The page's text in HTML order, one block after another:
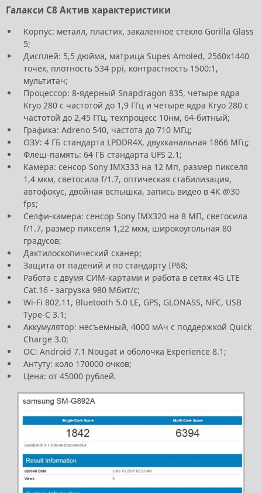
Галакси С8 Актив характеристики
Корпус: металл, пластик, закаленное стекло Gorilla Glass
5;
Дисплей: 5,5 дюйма, матрица Supes Amoled, 2560х1440
точек, плотность 534 ppi, контрастность 1500:1,
мультитач;
Процессор: 8-ядерный Snapdragon 835, четыре ядра
Kryo 280 с частотой до 1,9 ГГц и четыре ядра Kryo 280 с
частотой до 2,45 ГГц, техпроцесс 10нм, 64-битный;
Графика: Adreno 540, частота до 710 МГц;
ОЗУ: 4 ГБ стандарта LPDDR4X, двухканальная 1866 МГц;
Флеш-память: 64 ГБ стандарта UFS 2.1;
Камера: сенсор Sony IMX333 на 12 Мп, размер пикселя
1,4 мкм, светосила f/1.7, оптическая стабилизация,
автофокус, двойная вспышка, запись видео в 4К @30
fps;
Селфи-камера: сенсор Sony IMX320 на 8 МП, светосила
f/1.7, размер пикселя 1,22 мкм, широкоугольная 80
градусов;
Дактилоскопический сканер;
Защита от падений и по стандарту IP68;
Работа с двумя СИМ-картами и работа в сетях 4G LTE
Cat.16 - загрузка 980 Мбит/с;
Wi-Fi 802.11, Bluetooth 5.0 LE, GPS, GLONASS, NFC, USB
Type-C 3.1;
Аккумулятор: несъемный, 4000 мАч с поддержкой Quick
Charge 3.0;
ОС: Android 7.1 Nougat и оболочка Experience 8.1;
Антуту: коло 170000 очков;
Цена: от 45000 рублей.